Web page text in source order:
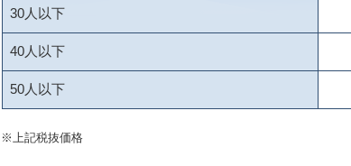
30人以下
40人以下
50人以下
※上記税抜価格